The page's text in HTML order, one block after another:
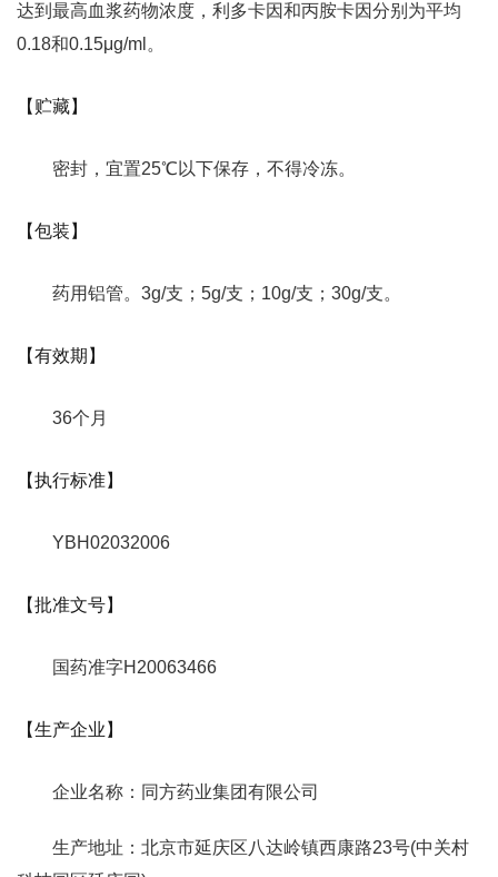
达到最高血浆药物浓度，利多卡因和丙胺卡因分别为平均
0.18和0.15μg/ml。
【贮藏】
密封，宜置25℃以下保存，不得冷冻。
【包装】
药用铝管。3g/支；5g/支；10g/支；30g/支。
【有效期】
36个月
【执行标准】
YBH02032006
【批准文号】
国药准字H20063466
【生产企业】
企业名称：同方药业集团有限公司
生产地址：北京市延庆区八达岭镇西康路23号(中关村